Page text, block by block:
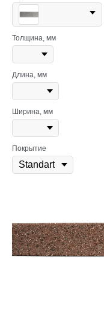
Толщина, мм
Длина, мм
Ширина, мм
Покрытие